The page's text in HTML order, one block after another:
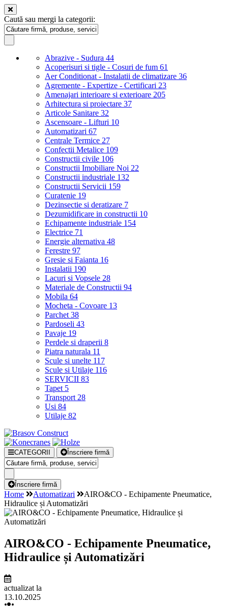
Caută sau mergi la categorii:
Abrazive - Sudura 44
Acoperisuri si tigle - Cosuri de fum 61
Aer Conditionat - Instalatii de climatizare 36
Agremente - Expertize - Certificari 23
Amenajari interioare si exterioare 205
Arhitectura si proiectare 37
Articole Sanitare 32
Ascensoare - Lifturi 10
Automatizari 67
Centrale Termice 27
Confectii Metalice 109
Constructii civile 106
Constructii Imobiliare Noi 22
Constructii industriale 132
Constructii Servicii 159
Curatenie 19
Dezinsectie si deratizare 7
Dezumidificare in constructii 10
Echipamente industriale 154
Electrice 71
Energie alternativa 48
Ferestre 97
Gresie si Faianta 16
Instalatii 190
Lacuri si Vopsele 28
Materiale de Constructii 94
Mobila 64
Mocheta - Covoare 13
Parchet 38
Pardoseli 43
Pavaje 19
Perdele si draperii 8
Piatra naturala 11
Scule si unelte 117
Scule si Utilaje 116
SERVICII 83
Tapet 5
Transport 28
Usi 84
Utilaje 82
CATEGORII Înscriere firmă
Înscriere firmă
Home Automatizari
AIRO&CO - Echipamente Pneumatice,
Hidraulice și Automatizări
AIRO&CO - Echipamente Pneumatice,
Hidraulice și Automatizări
actualizat la
13.10.2025